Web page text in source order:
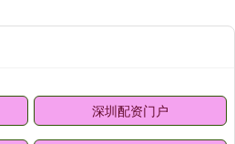
深圳配资门户